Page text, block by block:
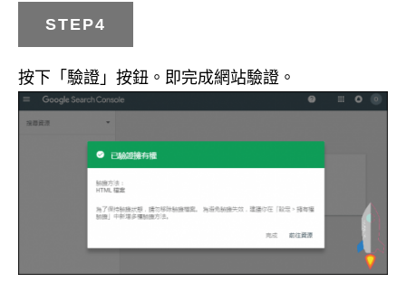
STEP4
按下「驗證」按鈕。即完成網站驗證。